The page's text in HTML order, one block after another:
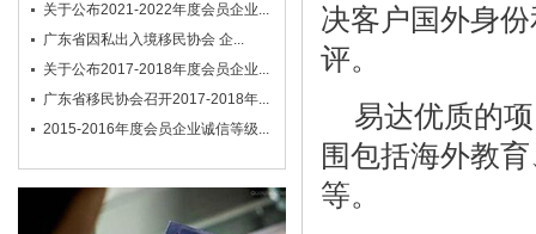
关于公布2021-2022年度会员企业...
广东省因私出入境移民协会 企...
关于公布2017-2018年度会员企业...
广东省移民协会召开2017-2018年...
2015-2016年度会员企业诚信等级...
决客户国外身
评。
易达优质的项
围包括海外教
等。